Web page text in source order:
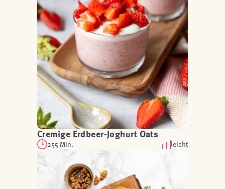
Cremige Erdbeer-Joghurt Oats
255 Min. leicht